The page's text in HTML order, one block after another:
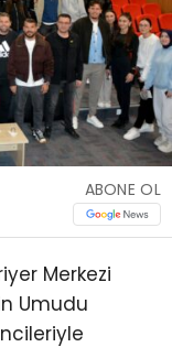
ABONE OL
Merkezi
Umudu